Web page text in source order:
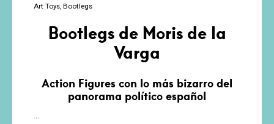
Art Toys Bootlegs
Bootlegs de Moris de la
Varga
Action Figures con lo más bizarro del
panorama político español
…